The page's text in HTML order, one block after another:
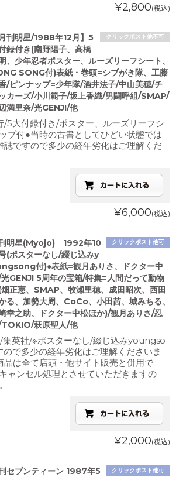
¥2,800(税込)
クリックポスト他不可
月刊明星/1988年12月】5
録付き(南野陽子、高橋
、少年忍者ポスター、ルーズリーフシート、
SONG付)表紙・巻頭=シブがき隊、工藤
/ピンナップ=少年隊/酒井法子/中山美穂/チ
カーズ/小川範子/坂上香織/男闘呼組/SMAP/
満里奈/光GENJI/他
/5大付録付き/ポスター、ルーズリーフシ
プ付●当時の古書としてひどい状態では
誌ですので多少の経年劣化はご理解くだ
¥6,000(税込)
クリックポスト他可
明星(Myojo) 1992年10
(ポスターなし/綴じ込みy
付)●表紙=観月ありさ、ドクター中
GENJI 5周年の宝箱/特集=人間だって動物
正憲、SMAP、牧瀬里穂、成田昭次、西田
る、加勢大周、CoCo、小田茜、城みちる、
幸之助、ドクター中松ほか)/観月ありさ/忍
萩原聖人/他
集英社/※ポスターなし/綴じ込みyoungso
で多少の経年劣化はご理解くださいま
品は全て店頭・他サイト販売と併用で
ャンセル処理とさせていただきますの
¥2,000(税込)
クリックポスト他可
セブンティーン 1987年5